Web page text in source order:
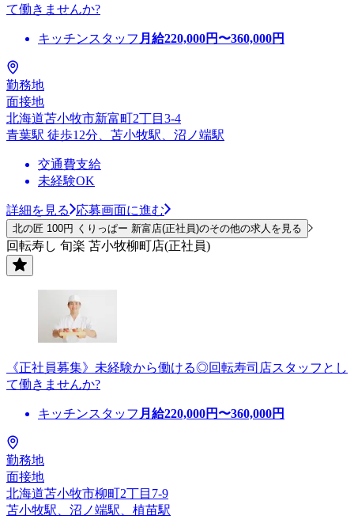
て働きませんか?
キッチンスタッフ 月給220,000円〜360,000円
勤務地
面接地
北海道苫小牧市新富町2丁目3-4
青葉駅 徒歩12分、苫小牧駅、沼ノ端駅
交通費支給
未経験OK
詳細を見る 応募画面に進む
北の匠 100円 くりっぱー 新富店(正社員)のその他の求人を見る
回転寿し 旬楽 苫小牧柳町店(正社員)
《正社員募集》未経験から働ける◎回転寿司店スタッフとし
て働きませんか?
キッチンスタッフ 月給220,000円〜360,000円
勤務地
面接地
北海道苫小牧市柳町2丁目7-9
苫小牧駅、沼ノ端駅、植苗駅